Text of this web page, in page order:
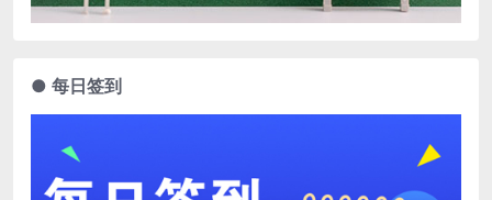
● 每日签到